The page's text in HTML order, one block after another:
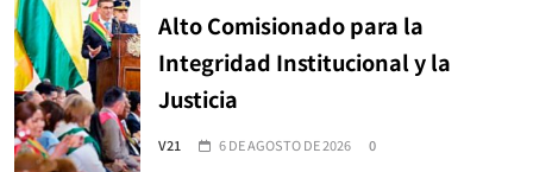
Alto Comisionado para la
Integridad Institucional y la
Justicia
V21 6 DE AGOSTO DE 2026 0